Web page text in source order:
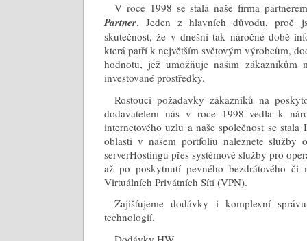
V roce 1998 se stala naše firma
Partner. Jeden z hlavních důvodu, proč
skutečnost, že v dnešní tak náročné době
která patří k největším světovým výrobcům,
hodnotu, jež umožňuje našim zákazníkům
investované prostředky.
Rostoucí požadavky zákazníků na
dodavatelem nás v roce 1998 vedla k
internetového uzlu a naše společnost se
oblasti v našem portfoliu naleznete služby
serverHostingu přes systémové služby pro
až po poskytnutí pevného bezdrátového či
Virtuálních Privátních Sítí (VPN).
Zajišťujeme dodávky i komplexní
technologií.